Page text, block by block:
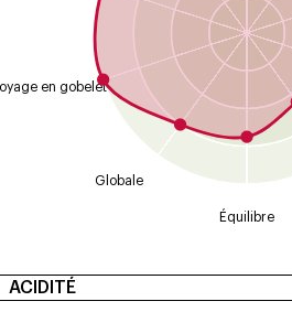
Équilibre
Globale
en gobelet
ACIDITÉ